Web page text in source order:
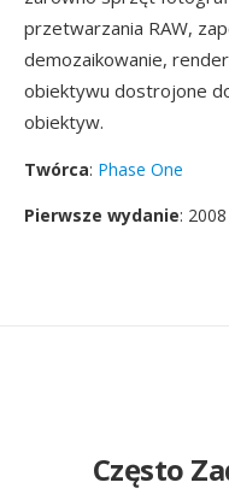
przetwarzania RAW,
demozaikowanie,
obiektywu dostrojone
obiektyw.
Twórca: Phase One
Pierwsze wydanie: 2008
Często